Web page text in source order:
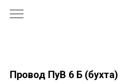
Провод ПуВ 6 Б